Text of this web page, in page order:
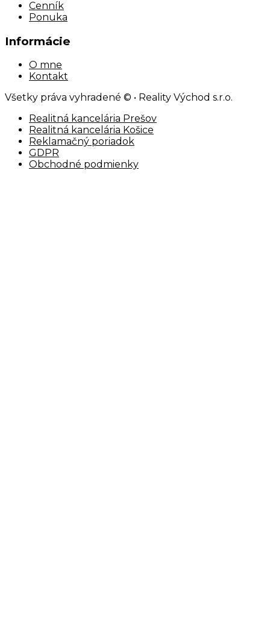
Cenník
Ponuka
Informácie
O mne
Kontakt
Všetky práva vyhradené © • Reality Východ s.r.o.
Realitná kancelária Prešov
Realitná kancelária Košice
Reklamačný poriadok
GDPR
Obchodné podmienky